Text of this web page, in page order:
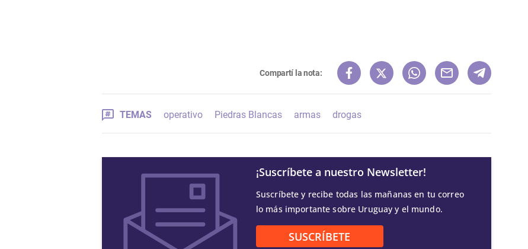
Compartí la nota:
TEMAS operativo Piedras Blancas armas drogas
¡Suscríbete a nuestro Newsletter!
Suscríbete y recibe todas las mañanas en tu correo
lo más importante sobre Uruguay y el mundo.
SUSCRÍBETE